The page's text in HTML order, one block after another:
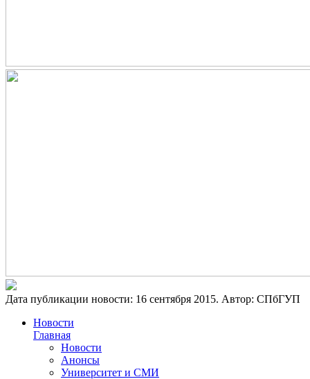
Дата публикации новости: 16 сентября 2015. Автор: СПбГУП
Новости
Главная
Новости
Анонсы
Университет и СМИ